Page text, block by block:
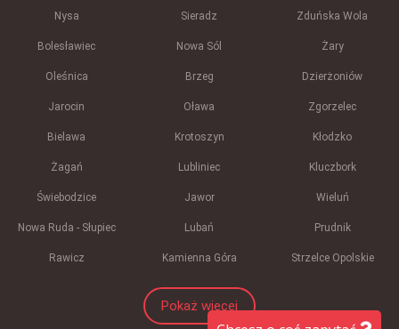
Nysa Sieradz Zduńska Wola
Bolesławiec Nowa Sól Żary
Oleśnica Brzeg Dzierżoniów
Jarocin Oława Zgorzelec
Bielawa Krotoszyn Kłodzko
Żagań Lubliniec Kluczbork
Świebodzice Jawor Wieluń
Nowa Ruda - Słupiec Lubań Prudnik
Rawicz Kamienna Góra Strzelce Opolskie
Pokaż więcej